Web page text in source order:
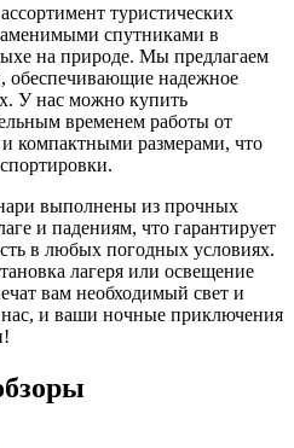
туристических
спутниками в
на природе. Мы предлагаем
обеспечивающие надежное
У нас можно купить
временем работы от
и компактными размерами, что
выполнены из прочных
и падениям, что гарантирует
в любых погодных условиях.
лагеря или освещение
вам необходимый свет и
и ваши ночные приключения